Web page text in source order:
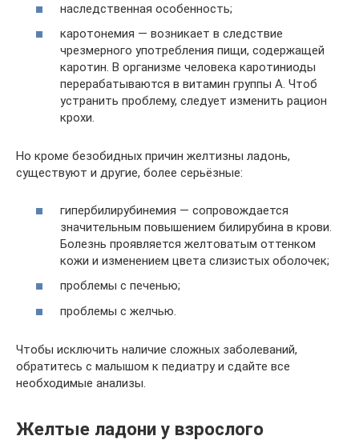
наследственная особенность;
каротонемия — возникает в следствие
чрезмерного употребления пищи, содержащей
каротин. В организме человека каротиниоды
перерабатываются в витамин группы А. Чтоб
устранить проблему, следует изменить рацион
крохи.
Но кроме безобидных причин желтизны ладонь,
существуют и другие, более серьёзные:
гипербилирубинемия — сопровождается
значительным повышением билирубина в крови.
Болезнь проявляется желтоватым оттенком
кожи и изменением цвета слизистых оболочек;
проблемы с печенью;
проблемы с желчью.
Чтобы исключить наличие сложных заболеваний,
обратитесь с малышом к педиатру и сдайте все
необходимые анализы.
Желтые ладони у взрослого